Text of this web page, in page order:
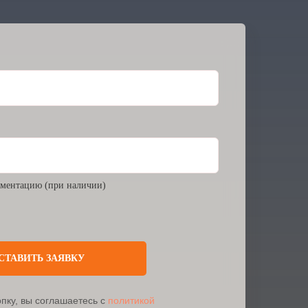
вы соглашаетесь с политикой
(при наличии)
ЗАЯВКУ